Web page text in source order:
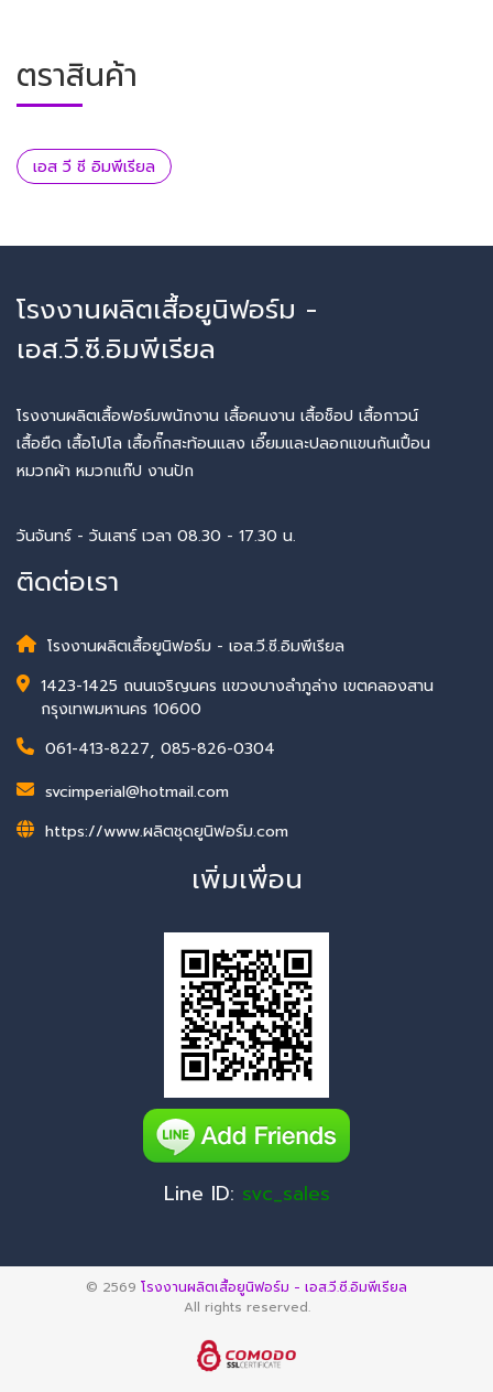
ตราสินค้า
เอส วี ซี อิมพีเรียล
โรงงานผลิตเสื้อยูนิฟอร์ม -
เอส.วี.ซี.อิมพีเรียล
โรงงานผลิตเสื้อฟอร์มพนักงาน เสื้อคนงาน เสื้อช็อป เสื้อกาวน์
เสื้อยืด เสื้อโปโล เสื้อกั๊กสะท้อนแสง เอี๊ยมและปลอกแขนกันเปื้อน
หมวกผ้า หมวกแก๊ป งานปัก
วันจันทร์ - วันเสาร์ เวลา 08.30 - 17.30 น.
ติดต่อเรา
โรงงานผลิตเสื้อยูนิฟอร์ม - เอส.วี.ซี.อิมพีเรียล
1423-1425 ถนนเจริญนคร แขวงบางลำภูล่าง เขตคลองสาน
กรุงเทพมหานคร 10600
061-413-8227, 085-826-0304
svcimperial@hotmail.com
https://www.ผลิตชุดยูนิฟอร์ม.com
เพิ่มเพื่อน
Line ID: svc_sales
© 2569 โรงงานผลิตเสื้อยูนิฟอร์ม - เอส.วี.ซี.อิมพีเรียล
All rights reserved.